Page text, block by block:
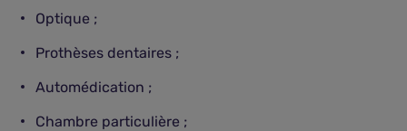
Optique ;
Prothèses dentaires ;
Automédication ;
Chambre particulière ;